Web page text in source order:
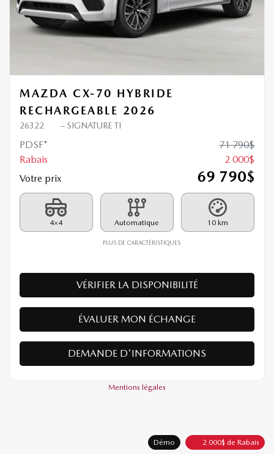
MAZDA CX-70 HYBRIDE
RECHARGEABLE 2026
26322 – SIGNATURE TI
PDSF* 71 790$
Rabais
2 000$
Votre prix
69 790$
4×4 Automatique 10 km
PLUS DE CARACTÉRISTIQUES
VÉRIFIER LA DISPONIBILITÉ
ÉVALUER MON ÉCHANGE
DEMANDE D'INFORMATIONS
Mentions légales
Démo 2 000$ de Rabais